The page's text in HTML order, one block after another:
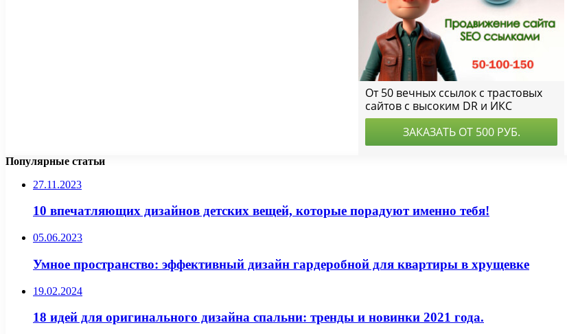
Популярные статьи
27.11.2023
10 впечатляющих дизайнов детских вещей, которые порадуют именно тебя!
05.06.2023
Умное пространство: эффективный дизайн гардеробной для квартиры в хрущевке
19.02.2024
18 идей для оригинального дизайна спальни: тренды и новинки 2021 года.